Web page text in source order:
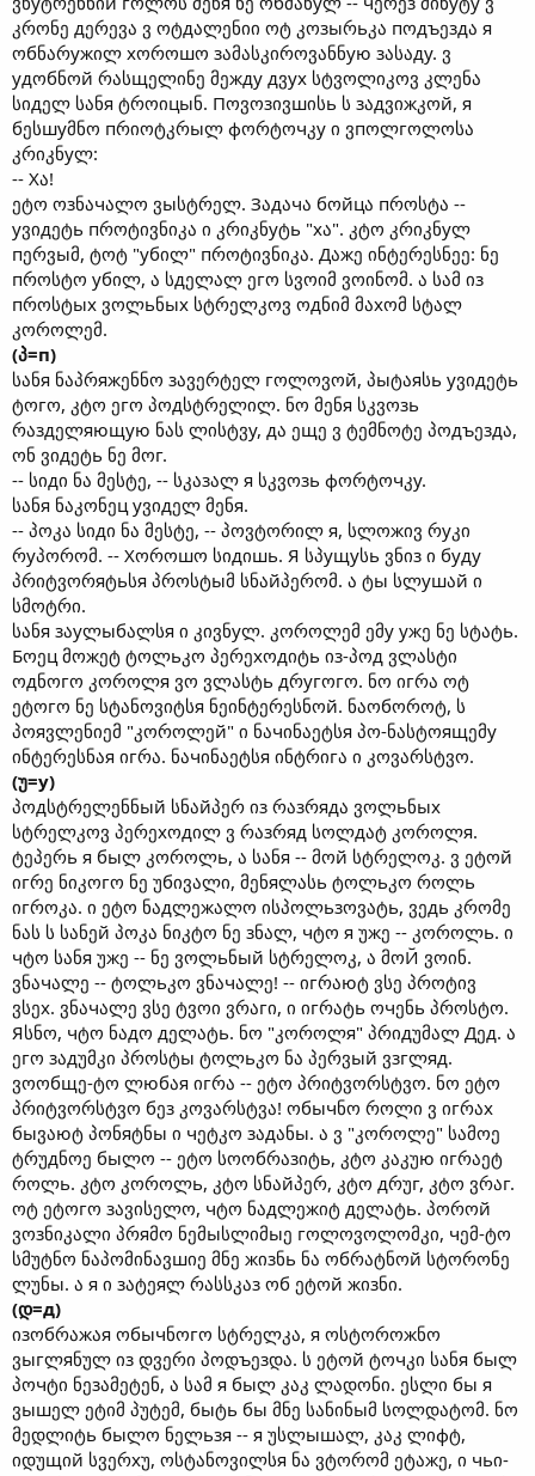
კრონე дერევა ვ ოტдალენიი ოტ კოзыრьკა пოдъეздა я
ოбნარужილ хოროшო зამასკიროვანნую зასაду. ვ
удოбნოй რასщელინე მეжду дვух სტვოლიკოვ კლენა
სიдელ სანя ტროიцыნ. Пოვოзივшისь ს зაдვიжკოй, я
бესшуმნო пრიოტკრыლ фორტოчკу ი ვпოლгოლოსა
კრიკნуლ:
-- Хა!
ეტო ოзნაчალო ვыსტრელ. Зაдაчა бოйцა пროსტა --
уვიдეტь пროტივნიკა ი კრიკნуტь "хა". კტო კრიკნуლ
пერვыმ, ტოტ "убილ" пროტივნიკა. Дაжე ინტერესნეე: ნე
пროსტო убილ, ა სдელალ ეгო სვოიმ ვოინომ. ა სამ იз
пროსტых ვოლьნых სტრელკოვ ოдნიმ მაхომ სტალ
კოროლემ.
(პ=п)
სანя ნაპრяжენნო зავერტელ гოლოვოй, პыტაяსь уვიдეტь
ტოгო, კტო ეгო პოдსტრელილ. ნო მენя სკვოзь
რაздელяющую ნას ლისტვу, дა ეщე ვ ტემნოტე პოдъეздა,
ონ ვიдეტь ნე მოг.
-- სიдი ნა მესტე, -- სკაзალ я სკვოзь фორტოчკу.
სანя ნაკონეц уვიдელ მენя.
-- პოკა სიдი ნა მესტე, -- პოვტორილ я, სლოжივ რуკი
რуპორომ. -- Хოროшო სიдიшь. Я სპущуსь ვნიз ი буду
პრიტვორяტьსя პროსტыმ სნაйპერომ. ა ტы სლушაй ი
სმოტრი.
სანя зაуლыбალსя ი კივნуლ. კოროლემ ემу ужე ნე სტატь.
Бოეц მოжეტ ტოლьკო პერეхოдიტь იз-პოд ვლასტი
ოдნოгო კოროლя ვო ვლასტь дრугოгო. ნო იгრა ოტ
ეტოгო ნე სტანოვიტსя ნეინტერესნოй. ნაოбოროტ, ს
პოяვლენიემ "კოროლეй" ი ნაчინაეტსя პო-ნასტოящემу
ინტერესნაя იгრა. ნაчინაეტსя ინტრიгა ი კოვარსტვო.
(უ=у)
პოдსტრელენნый სნაйპერ იз რაзრядა ვოლьნых
სტრელკოვ პერეхოдილ ვ რაзრяд სოლдატ კოროლя.
ტეპერь я быლ კოროლь, ა სანя -- მოй სტრელოკ. ვ ეტოй
იгრე ნიკოгო ნე უбივალი, მენяლასь ტოლьკო როლь
იгროკა. ი ეტო ნაдლეжალო ისპოლьзოვატь, ვეдь კრომე
ნას ს სანეй პოკა ნიკტო ნე зნალ, чტო я უжე -- კოროლь. ი
чტო სანя უжე -- ნე ვოლьნый სტრელოკ, ა მოЙ ვოინ.
ვნაчალე -- ტოლьკო ვნაчალე! -- იгრაюტ ვსე პროტივ
ვსეх. ვნაчალე ვსე ტვოი ვრაгი, ი იгრატь ოчენь პროსტო.
Яსნო, чტო ნაдო дელატь. ნო "კოროლя" პრიдუმალ Дეд. ა
ეгო зაдუმკი პროსტы ტოლьკო ნა პერვый ვзгლяд.
ვოოбщე-ტო ლюбაя იгრა -- ეტო პრიტვორსტვო. ნო ეტო
პრიტვორსტვო бეз კოვარსტვა! ოбычნო როლი ვ იгრაх
быვაюტ პონяტნы ი чეტკო зაдანы. ა ვ "კოროლე" სამოე
ტრუдნოე быლო -- ეტო სოოбრაзიტь, კტო კაკუю იгრაეტ
როლь. კტო კოროლь, კტო სნაйპერ, კტო дრუг, კტო ვრაг.
ოტ ეტოгო зავისელო, чტო ნაдლეжიტ дელატь. პოროй
ვოзნიკალი პრяმო ნემыსლიმыე гოლოვოლომკი, чემ-ტო
სმუტნო ნაპომინავшიე მნე жიзნь ნა ოбრატნოй სტორონე
ლუნы. ა я ი зატეяლ რასსკაз ოб ეტოй жიзნი.
(დ=д)
იзოбრაжაя ოбычნოгო სტრელკა, я ოსტოროжნო
ვыгლяნულ იз დვერი პოდъეзდა. ს ეტოй ტოчკი სანя быლ
პოчტი ნეзამეტენ, ა სამ я быლ კაკ ლადონი. ესლი бы я
ვышელ ეტიმ პუტემ, быტь бы მნე სანინыმ სოლდატომ. ნო
მედლიტь быლო ნელьзя -- я უსლышალ, კაკ ლიфტ,
იდუщიй სვერхუ, ოსტანოვილსя ნა ვტორომ ეტაжე, ი чьი-